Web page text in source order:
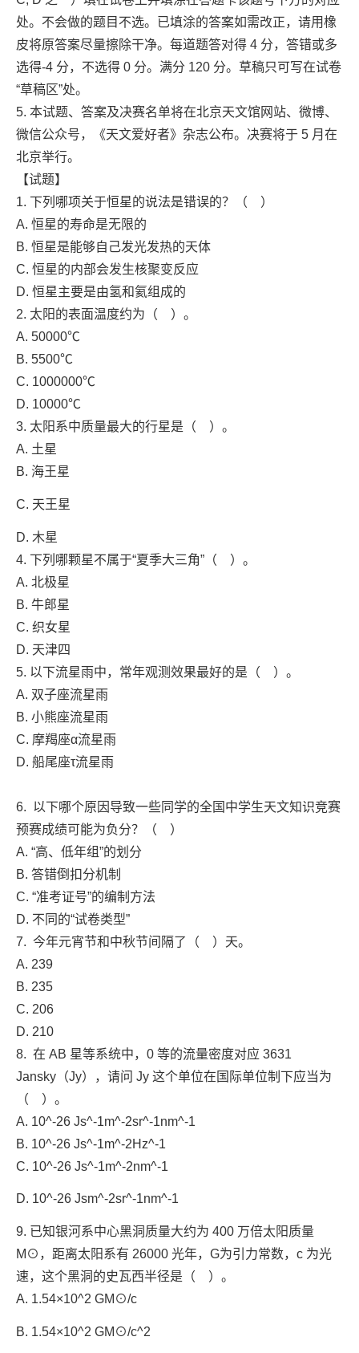
处。不会做的题目不选。已填涂的答案如需改正，请用橡
皮将原答案尽量擦除干净。每道题答对得 4 分，答错或多
选得-4 分，不选得 0 分。满分 120 分。草稿只可写在试卷
“草稿区”处。
5. 本试题、答案及决赛名单将在北京天文馆网站、微博、
微信公众号，《天文爱好者》杂志公布。决赛将于 5 月在
北京举行。
【试题】
1. 下列哪项关于恒星的说法是错误的？（ ）
A. 恒星的寿命是无限的
B. 恒星是能够自己发光发热的天体
C. 恒星的内部会发生核聚变反应
D. 恒星主要是由氢和氦组成的
2. 太阳的表面温度约为（ ）。
A. 50000℃
B. 5500℃
C. 1000000℃
D. 10000℃
3. 太阳系中质量最大的行星是（ ）。
A. 土星
B. 海王星
C. 天王星
D. 木星
4. 下列哪颗星不属于“夏季大三角”（ ）。
A. 北极星
B. 牛郎星
C. 织女星
D. 天津四
5. 以下流星雨中，常年观测效果最好的是（ ）。
A. 双子座流星雨
B. 小熊座流星雨
C. 摩羯座α流星雨
D. 船尾座τ流星雨
6. 以下哪个原因导致一些同学的全国中学生天文知识竞赛
预赛成绩可能为负分？（ ）
A. “高、低年组”的划分
B. 答错倒扣分机制
C. “准考证号”的编制方法
D. 不同的“试卷类型”
7. 今年元宵节和中秋节间隔了（ ）天。
A. 239
B. 235
C. 206
D. 210
8. 在 AB 星等系统中，0 等的流量密度对应 3631
Jansky（Jy），请问 Jy 这个单位在国际单位制下应当为
（ ）。
A. 10^-26 Js^-1m^-2sr^-1nm^-1
B. 10^-26 Js^-1m^-2Hz^-1
C. 10^-26 Js^-1m^-2nm^-1
D. 10^-26 Jsm^-2sr^-1nm^-1
9. 已知银河系中心黑洞质量大约为 400 万倍太阳质量
M⊙，距离太阳系有 26000 光年，G为引力常数，c 为光
速，这个黑洞的史瓦西半径是（ ）。
A. 1.54×10^2 GM⊙/c
B. 1.54×10^2 GM⊙/c^2